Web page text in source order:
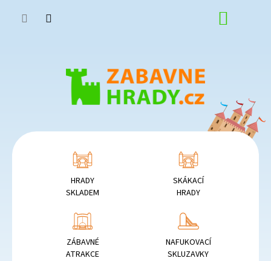
HRADY
SKLADEM
SKÁKACÍ
HRADY
ZÁBAVNÉ
ATRAKCE
NAFUKOVACÍ
SKLUZAVKY